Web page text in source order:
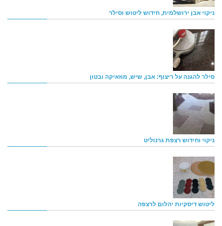
ניקוי אבן ירושלמית, חידוש ליטוש וסילר
סילר להגנה על ריצוף: אבן, שיש, מוזאיקה ובטון
ניקוי וחידוש רצפת גרנוליט
ליטוש דיסקיות יהלום לרצפה